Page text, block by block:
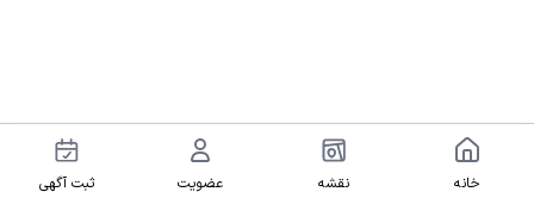
خانه نقشه عضویت ثبت آگهی